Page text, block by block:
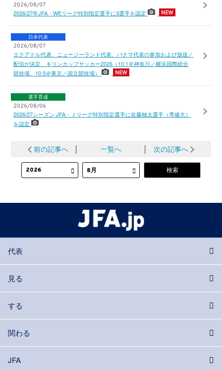
2026/08/07
2026/27年JFA・WEリーグ特別指定選手に3選手を認定
日本代表
2026/08/07
エクアドル代表、ニュージーランド代表、パナマ代表の参加および放送／
配信が決定 キリンカップサッカー2026（10.1＠神奈川／横浜国際総合
競技場、10.5＠東京／国立競技場）
選手育成
2026/08/06
2026/27シーズン JFA・Ｊリーグ特別指定選手に佐藤柚太選手（専修大）
を認定
前の記事へ 一覧へ 次の記事へ
代表
見る
する
関わる
JFA